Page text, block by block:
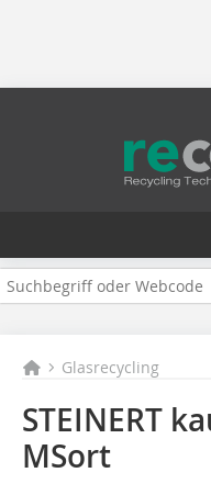
Glasrecycling
STEINERT
MSort